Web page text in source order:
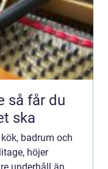
ska
badrum och
höjer
underhåll än